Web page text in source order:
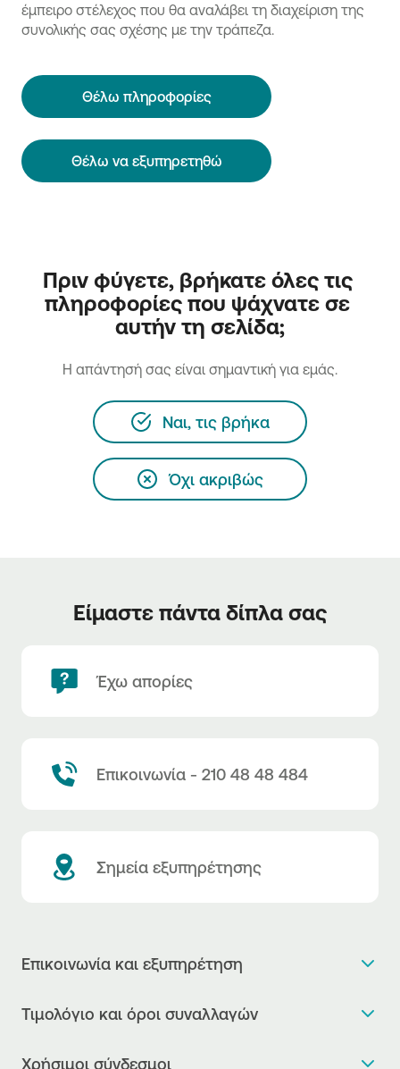
έμπειρο στέλεχος που θα αναλάβει τη διαχείριση της
συνολικής σας σχέσης με την τράπεζα.
Θέλω πληροφορίες
Θέλω να εξυπηρετηθώ
Πριν φύγετε, βρήκατε όλες τις
πληροφορίες που ψάχνατε σε
αυτήν τη σελίδα;
H απάντησή σας είναι σημαντική για εμάς.
Ναι, τις βρήκα
Όχι ακριβώς
Είμαστε πάντα δίπλα σας
Έχω απορίες
Επικοινωνία - 210 48 48 484
Σημεία εξυπηρέτησης
Επικοινωνία και εξυπηρέτηση
Τιμολόγιο και όροι συναλλαγών
Χρήσιμοι σύνδεσμοι